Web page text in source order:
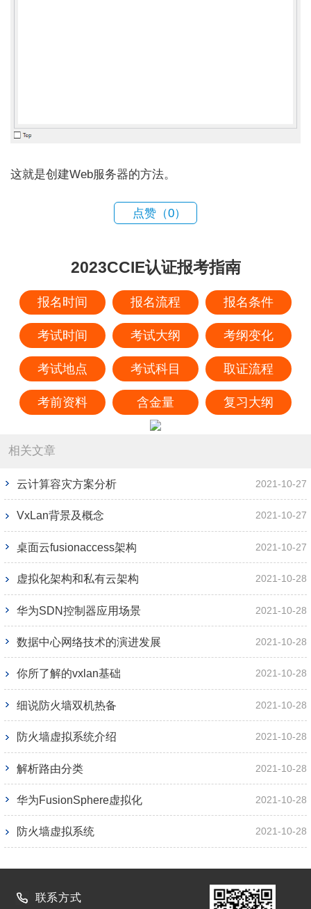
这就是创建Web服务器的方法。
点赞（0）
2023CCIE认证报考指南
报名时间 报名流程 报名条件
考试时间 考试大纲 考纲变化
考试地点 考试科目 取证流程
考前资料 含金量 复习大纲
相关文章
云计算容灾方案分析 2021-10-27
VxLan背景及概念 2021-10-27
桌面云fusionaccess架构 2021-10-27
虚拟化架构和私有云架构 2021-10-28
华为SDN控制器应用场景 2021-10-28
数据中心网络技术的演进发展 2021-10-28
你所了解的vxlan基础 2021-10-28
细说防火墙双机热备 2021-10-28
防火墙虚拟系统介绍 2021-10-28
解析路由分类 2021-10-28
华为FusionSphere虚拟化 2021-10-28
防火墙虚拟系统 2021-10-28
联系方式